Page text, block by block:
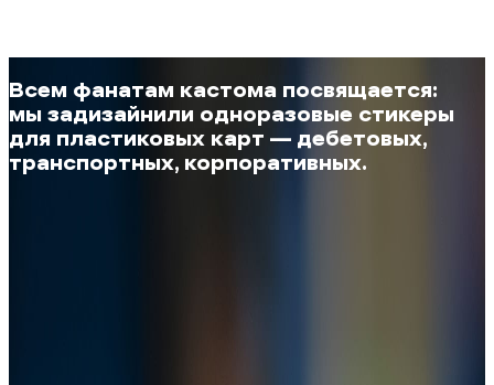
Всем фанатам кастома посвящается:
мы задизайнили одноразовые стикеры
для пластиковых карт — дебетовых,
транспортных, корпоративных.